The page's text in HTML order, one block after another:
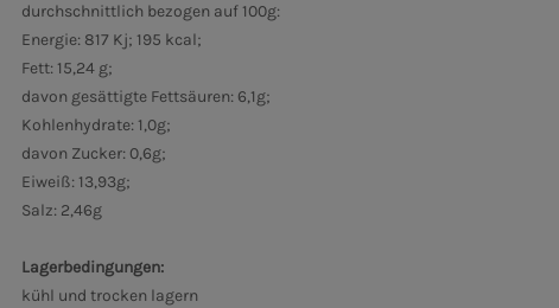
durchschnittlich bezogen auf 100g:
Energie: 817 Kj; 195 kcal;
Fett: 15,24 g;
davon gesättigte Fettsäuren: 6,1g;
Kohlenhydrate: 1,0g;
davon Zucker: 0,6g;
Eiweiß: 13,93g;
Salz: 2,46g
Lagerbedingungen:
kühl und trocken lagern